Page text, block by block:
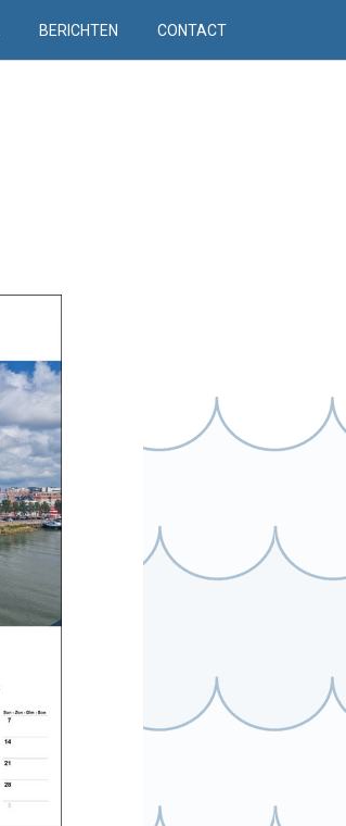
BERICHTEN CONTACT